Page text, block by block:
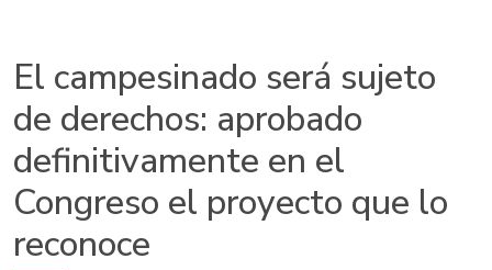
El campesinado será sujeto
de derechos: aprobado
definitivamente en el
Congreso el proyecto que lo
reconoce